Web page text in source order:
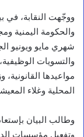
ووجّهت النقابة، في
والحكومة اليمنية
شهري مايو ويونيو
والتسويات
مواعيدها القانونية،
المحلية وغلاء
وطالب البيان
وتفعيل مؤسسات